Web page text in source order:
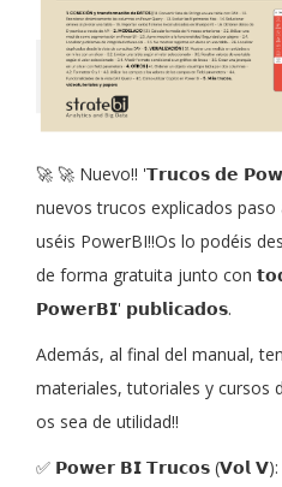
🚀 🚀 Nuevo!! '𝗧𝗿𝘂𝗰𝗼𝘀 𝗱𝗲
nuevos trucos explicados
uséis PowerBI!!Os lo podéis
de forma gratuita junto con
𝗣𝗼𝘄𝗲𝗿𝗕𝗜' 𝗽𝘂𝗯𝗹𝗶𝗰𝗮𝗱𝗼𝘀.
Además, al final del manual,
materiales, tutoriales y cursos
os sea de utilidad!!
✅ 𝗣𝗼𝘄𝗲𝗿 𝗕𝗜 𝗧𝗿𝘂𝗰𝗼𝘀 (𝗩𝗼𝗹 𝗩):